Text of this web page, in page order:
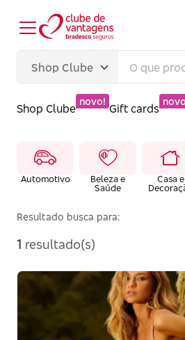
Shop Clube
novo!
Gift cards
Automotivo
Beleza e
Saúde
Casa e
Resultado busca para:
1 resultado(s)